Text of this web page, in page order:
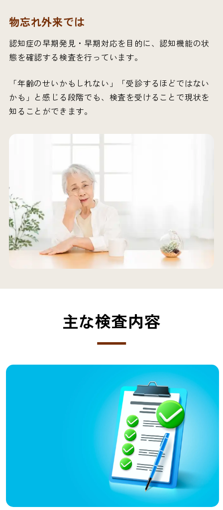
物忘れ外来では
認知症の早期発見・早期対応を目的に、認知機能の状
態を確認する検査を行っています。
「年齢のせいかもしれない」「受診するほどではない
かも」と感じる段階でも、検査を受けることで現状を
知ることができます。
主な検査内容